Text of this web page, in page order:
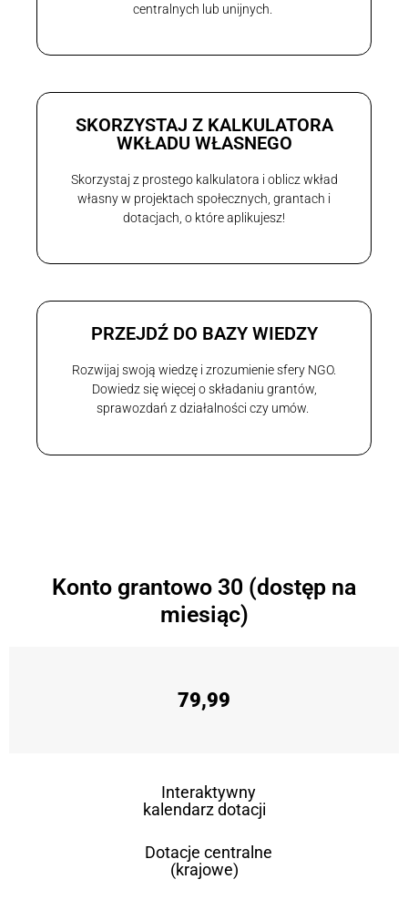
centralnych lub unijnych.
SKORZYSTAJ Z KALKULATORA
WKŁADU WŁASNEGO
Skorzystaj z prostego kalkulatora i oblicz wkład
własny w projektach społecznych, grantach i
dotacjach, o które aplikujesz!
PRZEJDŹ DO BAZY WIEDZY
Rozwijaj swoją wiedzę i zrozumienie sfery NGO.
Dowiedz się więcej o składaniu grantów,
sprawozdań z działalności czy umów.
Konto grantowo 30 (dostęp na
miesiąc)
79,99
Interaktywny
kalendarz dotacji
Dotacje centralne
(krajowe)